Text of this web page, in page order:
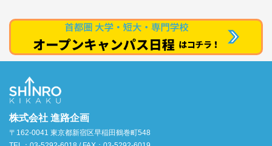
株式会社 進路企画
〒162-0041 東京都新宿区早稲田鶴巻町548